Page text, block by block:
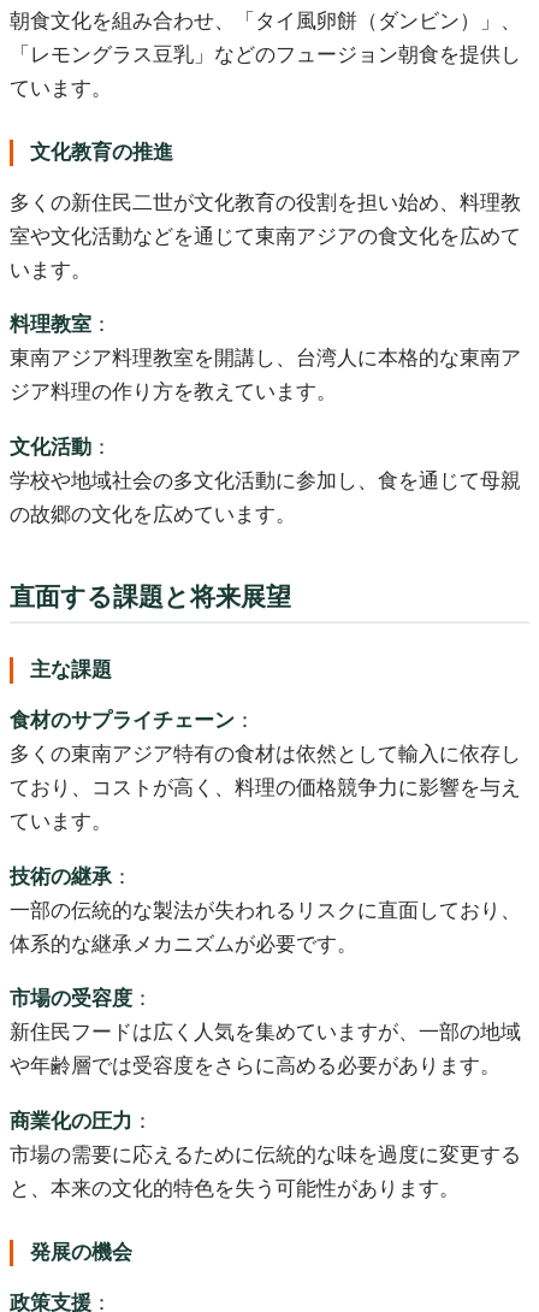
朝食文化を組み合わせ、「タイ風卵餅（ダンビン）」、
「レモングラス豆乳」などのフュージョン朝食を提供し
ています。
文化教育の推進
多くの新住民二世が文化教育の役割を担い始め、料理教
室や文化活動などを通じて東南アジアの食文化を広めて
います。
料理教室 ：
東南アジア料理教室を開講し、台湾人に本格的な東南ア
ジア料理の作り方を教えています。
文化活動 ：
学校や地域社会の多文化活動に参加し、食を通じて母親
の故郷の文化を広めています。
直面する課題と将来展望
主な課題
食材のサプライチェーン ：
多くの東南アジア特有の食材は依然として輸入に依存し
ており、コストが高く、料理の価格競争力に影響を与え
ています。
技術の継承 ：
一部の伝統的な製法が失われるリスクに直面しており、
体系的な継承メカニズムが必要です。
市場の受容度 ：
新住民フードは広く人気を集めていますが、一部の地域
や年齢層では受容度をさらに高める必要があります。
商業化の圧力 ：
市場の需要に応えるために伝統的な味を過度に変更する
と、本来の文化的特色を失う可能性があります。
発展の機会
政策支援 ：